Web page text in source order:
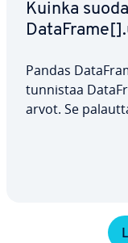
Kuinka
Pandas
tunnistaa
arvot. Se